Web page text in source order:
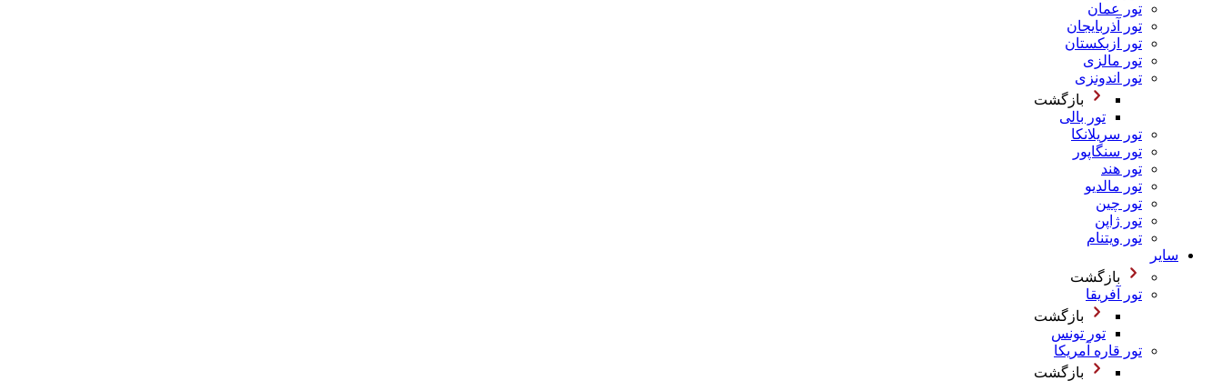
تور عمان
تور آذربایجان
تور ازبکستان
تور مالزی
تور اندونزی
بازگشت
تور بالی
تور سریلانکا
تور سنگاپور
تور هند
تور مالدیو
تور چین
تور ژاپن
تور ویتنام
سایر
بازگشت
تور آفریقا
بازگشت
تور تونس
تور قاره آمریکا
بازگشت